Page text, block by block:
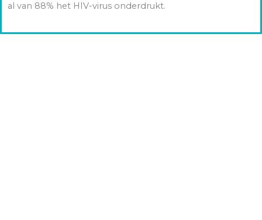
al van 88% het HIV-virus onderdrukt.